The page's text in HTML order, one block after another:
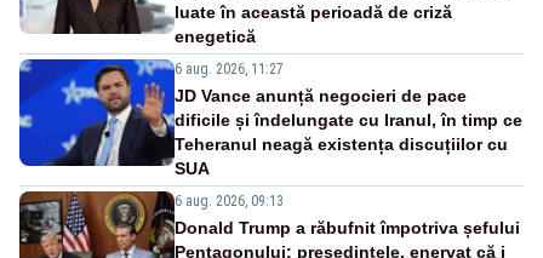
luate în această perioadă de criză
enegetică
6 aug. 2026, 11:27
JD Vance anunță negocieri de pace
dificile și îndelungate cu Iranul, în timp ce
Teheranul neagă existența discuțiilor cu
SUA
6 aug. 2026, 09:13
Donald Trump a răbufnit împotriva șefului
Pentagonului: președintele, enervat că i